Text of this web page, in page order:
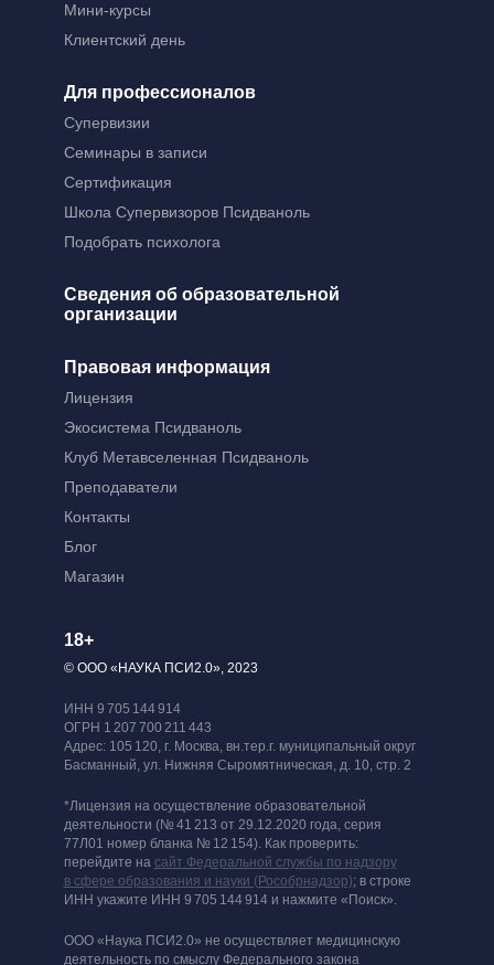
*Лицензия на осуществление образовательной
деятельности (№ 41 213 от 29.12.2020 года, серия
77Л01 номер бланка № 12 154). Как проверить:
перейдите на сайт Федеральной службы по надзору
в сфере образования и науки (Рособрнадзор); в строке
ИНН укажите ИНН 9 705 144 914 и нажмите «Поиск».
© ООО «НАУКА ПСИ2.0», 2023
Сведения об образовательной
организации
Правовая информация
Мини-курсы
Клиентский день
Для профессионалов
Супервизии
Семинары в записи
Сертификация
Школа Супервизоров Псидваноль
Подобрать психолога
Лицензия
Экосистема Псидваноль
Клуб Метавселенная Псидваноль
Преподаватели
Контакты
Блог
Магазин
18+
ООО «Наука ПСИ2.0» не осуществляет медицинскую
деятельность по смыслу Федерального закона
ИНН 9 705 144 914
ОГРН 1 207 700 211 443
Адрес: 105 120, г. Москва, вн.тер.г. муниципальный округ
Басманный, ул. Нижняя Сыромятническая, д. 10, стр. 2